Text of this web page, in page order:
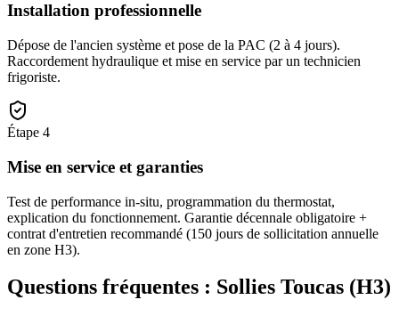
Installation professionnelle
Dépose de l'ancien système et pose de la PAC (2 à 4 jours).
Raccordement hydraulique et mise en service par un technicien
frigoriste.
Étape 4
Mise en service et garanties
Test de performance in-situ, programmation du thermostat,
explication du fonctionnement. Garantie décennale obligatoire +
contrat d'entretien recommandé (150 jours de sollicitation annuelle
en zone H3).
Questions fréquentes : Sollies Toucas (H3)